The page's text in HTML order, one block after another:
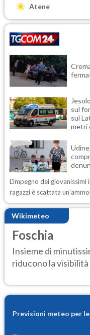
Atene
sul
sul
metri
L'impegno dei
ragazzi è scattata
Wikimeteo
Foschia
Insieme di
riducono la visibilità
Previsioni meteo per